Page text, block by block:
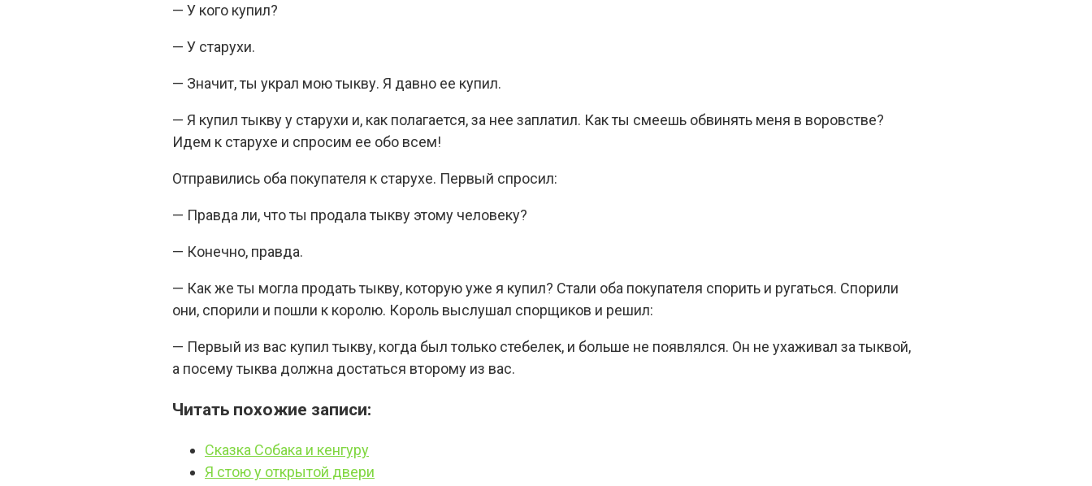
— У кого купил?
— У старухи.
— Значит, ты украл мою тыкву. Я давно ее купил.
— Я купил тыкву у старухи и, как полагается, за нее заплатил. Как ты смеешь обвинять меня в воровстве?
Идем к старухе и спросим ее обо всем!
Отправились оба покупателя к старухе. Первый спросил:
— Правда ли, что ты продала тыкву этому человеку?
— Конечно, правда.
— Как же ты могла продать тыкву, которую уже я купил? Стали оба покупателя спорить и ругаться. Спорили
они, спорили и пошли к королю. Король выслушал спорщиков и решил:
— Первый из вас купил тыкву, когда был только стебелек, и больше не появлялся. Он не ухаживал за тыквой,
а посему тыква должна достаться второму из вас.
Читать похожие записи:
Сказка Собака и кенгуру
Я стою у открытой двери